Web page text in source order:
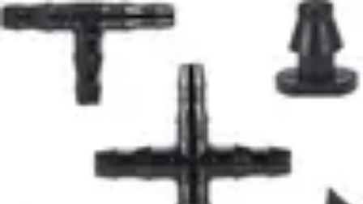
Système Irrigation
InstallationMaintenanceInnovations en irrigation
Installation et
Entretien et Maintenance
Système Irrigation